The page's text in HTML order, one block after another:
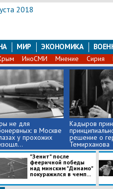
2018
МИР ЭКОНОМИКА
ИноСМИ Мнение Сирия
не для
в Москве
у прохожих
Кадыров
решение о
Темирханова
"Зенит" после
фееричной победы
над минским "Динамо"
покуражился в чемп...